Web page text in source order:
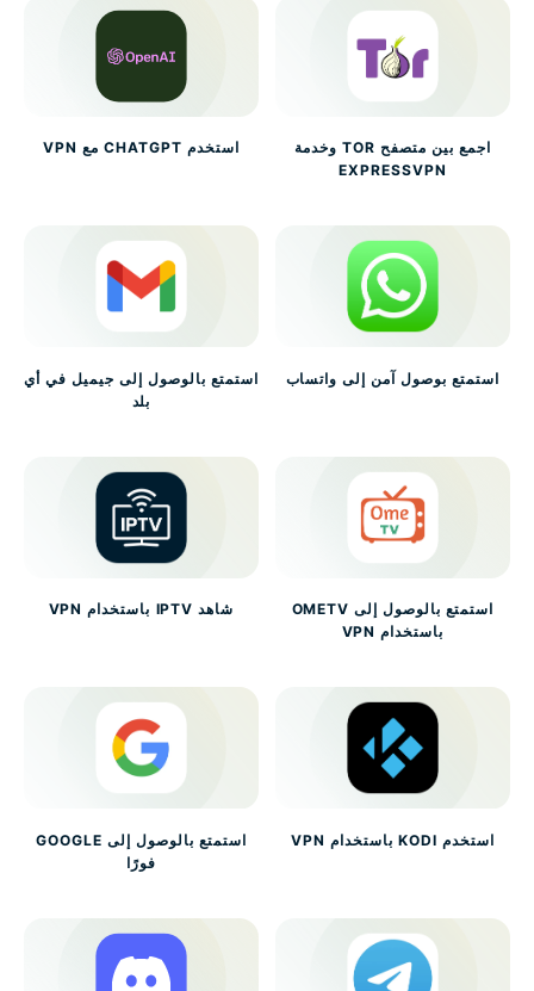
اجمع بين متصفح TOR وخدمة
EXPRESSVPN
استخدم CHATGPT مع VPN
استمتع بوصول آمن إلى واتساب
استمتع بالوصول إلى جيميل في أي
بلد
استمتع بالوصول إلى OMETV
باستخدام VPN
شاهد IPTV باستخدام VPN
استخدم KODI باستخدام VPN
استمتع بالوصول إلى GOOGLE
فورًا